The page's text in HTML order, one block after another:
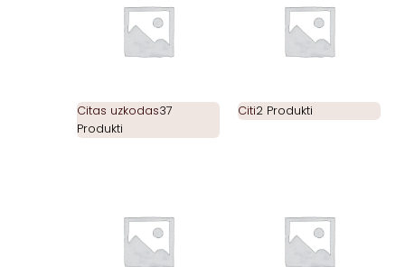
Citas uzkodas37
Produkti
Citi2 Produkti